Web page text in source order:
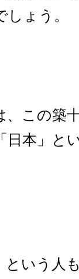
ょう。
この築
日本」と
いう人